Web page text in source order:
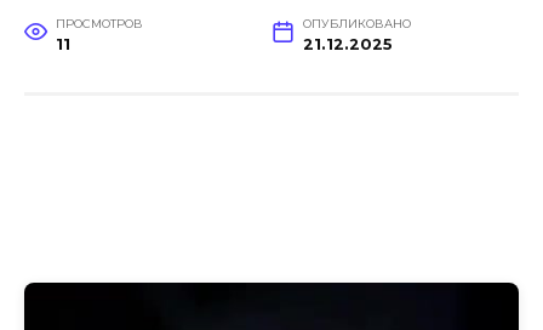
ПРОСМОТРОВ
11
ОПУБЛИКОВАНО
21.12.2025